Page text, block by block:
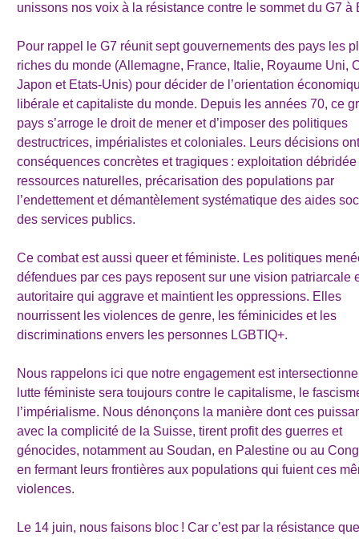
unissons nos voix à la résistance contre le sommet du G7 à
Pour rappel le G7 réunit sept gouvernements des pays les
riches du monde (Allemagne, France, Italie, Royaume Uni,
Japon et Etats-Unis) pour décider de l’orientation
libérale et capitaliste du monde. Depuis les années 70, ce
pays s’arroge le droit de mener et d’imposer des politiques
destructrices, impérialistes et coloniales. Leurs décisions
conséquences concrètes et tragiques : exploitation
ressources naturelles, précarisation des populations par
l’endettement et démantèlement systématique des aides
des services publics.
Ce combat est aussi queer et féministe. Les politiques
défendues par ces pays reposent sur une vision patriarcale
autoritaire qui aggrave et maintient les oppressions. Elles
nourrissent les violences de genre, les féminicides et les
discriminations envers les personnes LGBTIQ+.
Nous rappelons ici que notre engagement est
lutte féministe sera toujours contre le capitalisme, le
l’impérialisme. Nous dénonçons la manière dont ces
avec la complicité de la Suisse, tirent profit des guerres et
génocides, notamment au Soudan, en Palestine ou au
en fermant leurs frontières aux populations qui fuient ces
violences.
Le 14 juin, nous faisons bloc ! Car c’est par la résistance